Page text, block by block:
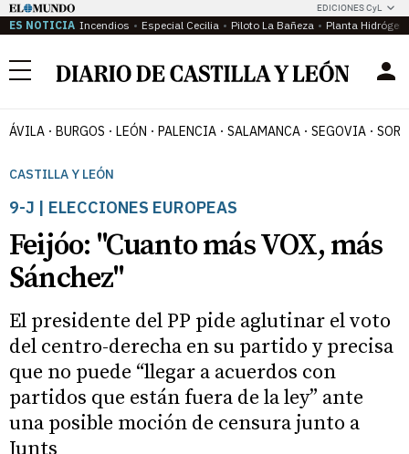
EDICIONES CyL
ES NOTICIA Incendios Especial Cecilia Piloto La Bañeza Planta
Menú
ÁVILA BURGOS LEÓN PALENCIA SALAMANCA SEGOVIA
CASTILLA Y LEÓN
9-J | ELECCIONES EUROPEAS
Feijóo: "Cuanto más VOX, más
Sánchez"
El presidente del PP pide aglutinar el voto
del centro-derecha en su partido y precisa
que no puede “llegar a acuerdos con
partidos que están fuera de la ley” ante
una posible moción de censura junto a
Junts